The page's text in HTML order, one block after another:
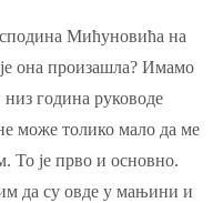
Мићуновића на
она произашла? Имамо
низ година руководе
може толико мало да ме
То је прво и основно.
да су овде у мањини и